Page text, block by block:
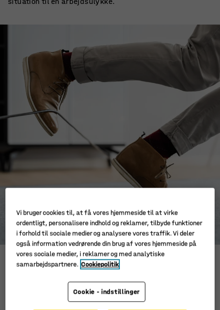
Arbejdsulykker sker også på kontoret
Selvom risikoen for arbejdsulykker på kontorer ikke
er lige så høj som i fx landbrug og industri, så sker
Vi bruger cookies til, at få vores hjemmeside til at virke
ordentligt, personalisere indhold og reklamer, tilbyde funktioner
i forhold til sociale medier og analysere vores traffik. Vi deler
også information vedrørende din brug af vores hjemmeside på
vores sociale medier, i reklamer og med analytiske
samarbejdspartnere. Cookiepolitik
Cookie - indstillinger